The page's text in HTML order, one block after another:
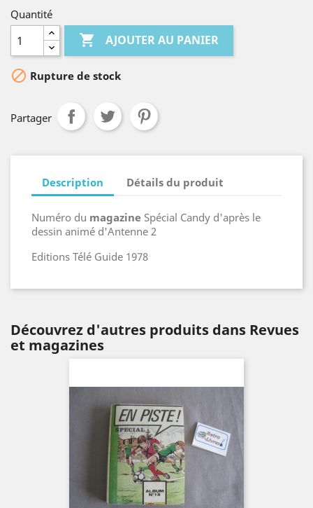
Quantité
 AJOUTER AU PANIER
 Rupture de stock
Partager
Description Détails du produit
Numéro du magazine Spécial Candy d'après le
dessin animé d'Antenne 2
Editions Télé Guide 1978
Découvrez d'autres produits dans Revues
et magazines